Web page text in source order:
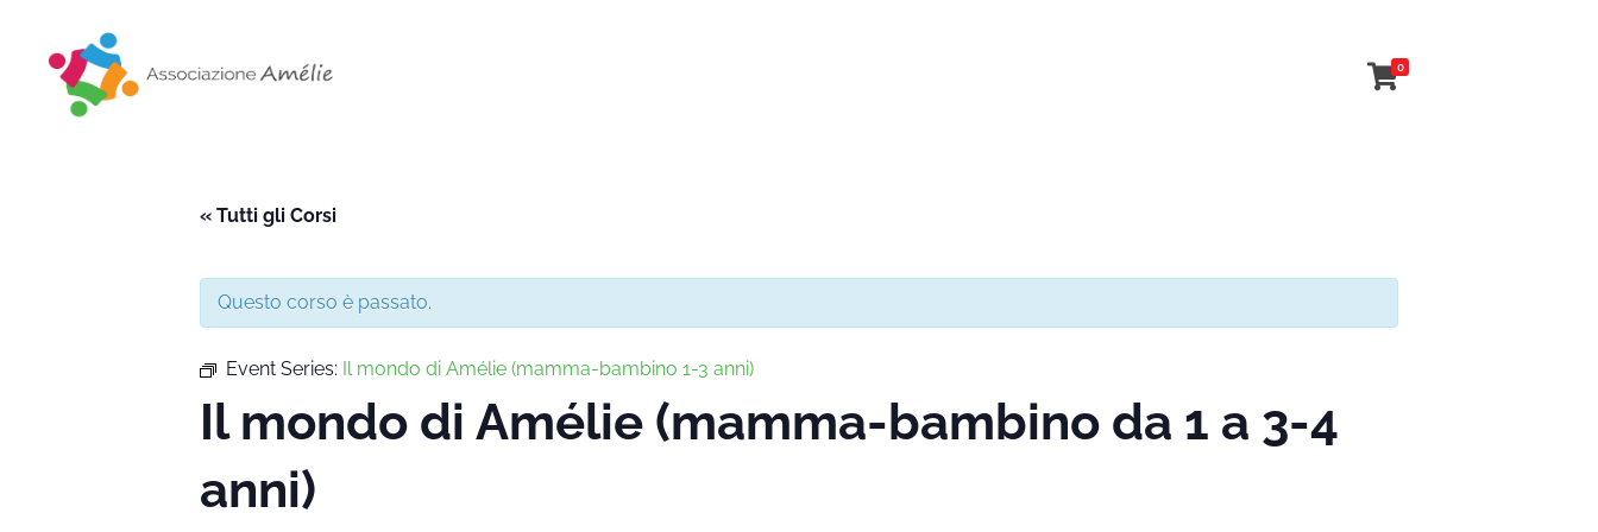
0
« Tutti gli Corsi
Questo corso è passato.
Event Series: Il mondo di Amélie (mamma-bambino 1-3 anni)
Il mondo di Amélie (mamma-bambino da 1 a 3-4
anni)